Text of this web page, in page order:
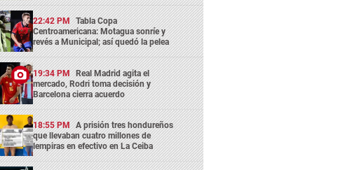
22:42 PM Tabla Copa
Centroamericana: Motagua sonríe y
revés a Municipal; así quedó la pelea
19:34 PM Real Madrid agita el
mercado, Rodri toma decisión y
Barcelona cierra acuerdo
18:55 PM A prisión tres hondureños
que llevaban cuatro millones de
lempiras en efectivo en La Ceiba